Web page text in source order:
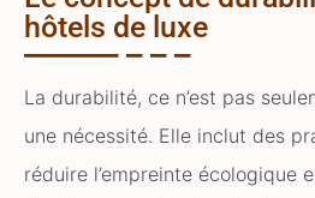
hôtels de luxe
La durabilité, ce n’est pas
une nécessité. Elle inclut des
réduire l’empreinte écologique